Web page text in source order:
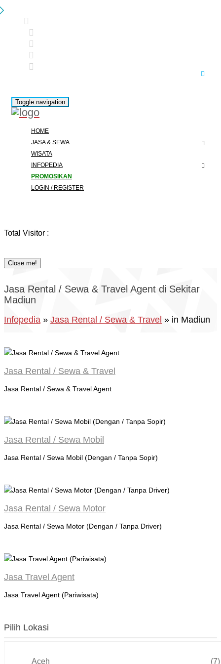
Toggle navigation
HOME
JASA & SEWA
WISATA
INFOPEDIA
PROMOSIKAN
LOGIN / REGISTER
Total Visitor :
Close me!
Jasa Rental / Sewa & Travel Agent di Sekitar
Madiun
Infopedia » Jasa Rental / Sewa & Travel » in Madiun
Jasa Rental / Sewa & Travel
Jasa Rental / Sewa & Travel Agent
Jasa Rental / Sewa Mobil
Jasa Rental / Sewa Mobil (Dengan / Tanpa Sopir)
Jasa Rental / Sewa Motor
Jasa Rental / Sewa Motor (Dengan / Tanpa Driver)
Jasa Travel Agent
Jasa Travel Agent (Pariwisata)
Pilih Lokasi
Aceh
(7)